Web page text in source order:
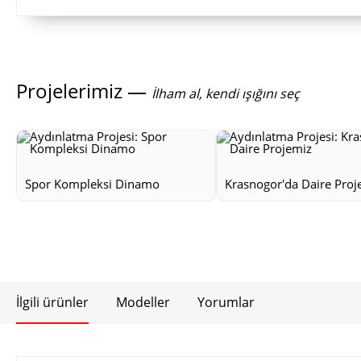
Projelerimiz — İlham al, kendi ışığını seç
Spor Kompleksi Dinamo Krasnogor'da Daire
İlgili ürünler Modeller Yorumlar